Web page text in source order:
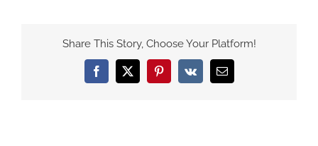
Share This Story, Choose Your Platform!
Facebook
X Pinterest
Vk Email